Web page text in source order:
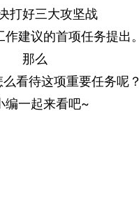
打好三大攻坚战
建议的首项任务提出。
那么
看待这项重要任务呢？
编一起来看吧~